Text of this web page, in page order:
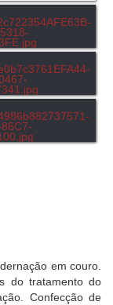
em couro.
do tratamento do
Confecção de